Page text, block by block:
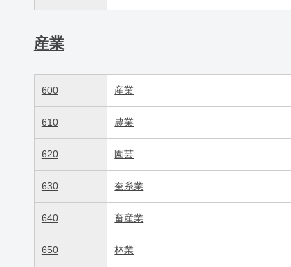
産業
600 産業
610 農業
620 園芸
630 蚕糸業
640 畜産業
650 林業